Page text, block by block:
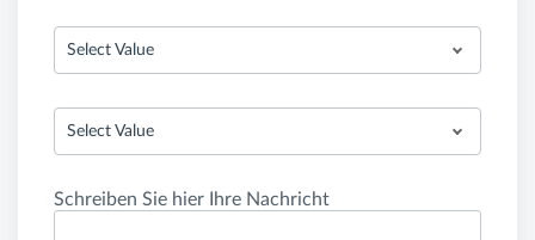
Select Value
Select Value
Schreiben Sie hier Ihre Nachricht